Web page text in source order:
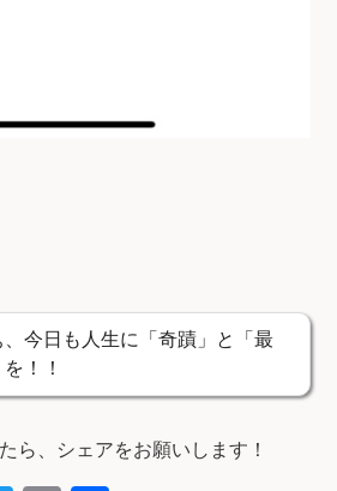
、今日も人生に「奇蹟」と「最
！！
ら、シェアをお願いします！